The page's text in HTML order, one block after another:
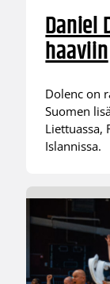
Daniel
haaviin
Dolenc on
Suomen
Liettuassa,
Islannissa.